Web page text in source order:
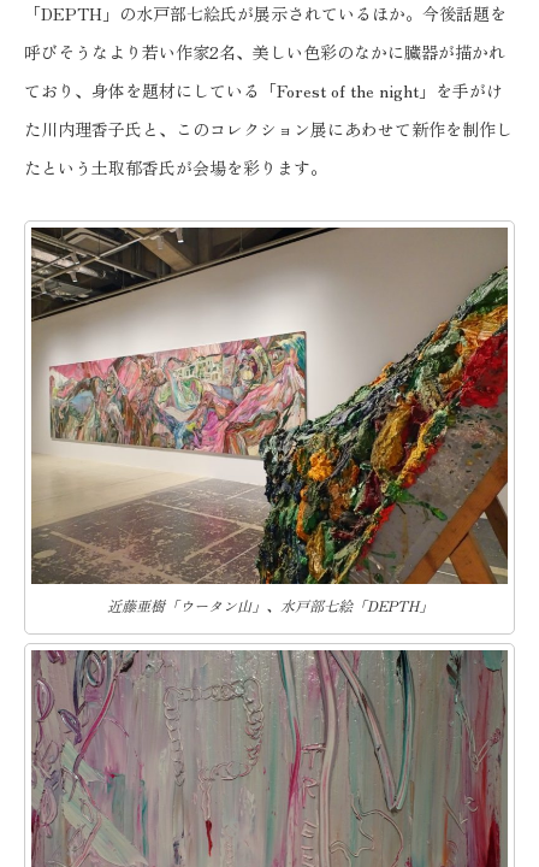
「DEPTH」の水戸部七絵氏が展示されているほか。今後話題を
呼びそうなより若い作家2名、美しい色彩のなかに臓器が描かれ
ており、身体を題材にしている「Forest of the night」を手がけ
た川内理香子氏と、このコレクション展にあわせて新作を制作し
たという土取郁香氏が会場を彩ります。
近藤亜樹「ウータン山」、水戸部七絵「DEPTH」